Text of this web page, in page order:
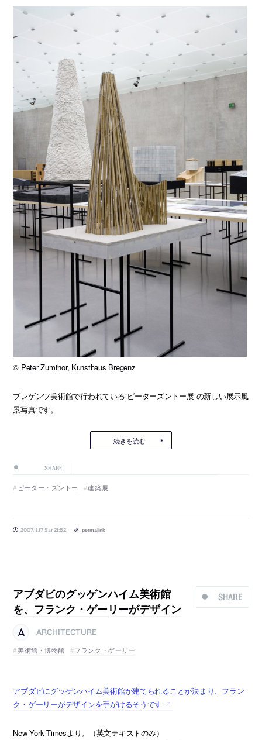
© Peter Zumthor, Kunsthaus Bregenz
ブレゲンツ美術館で行われている”ピーターズントー展”の新しい展示風
景写真です。
続きを読む
SHARE
ピーター・ズントー 建築展
2007.11.17 Sat 21:52 permalink
SHARE
アブダビのグッゲンハイム美術館
を、フランク・ゲーリーがデザイン
ARCHITECTURE
美術館・博物館
フランク・ゲーリー
アブダビにグッゲンハイム美術館が建てられることが決まり、フラン
ク・ゲーリーがデザインを手がけるそうです
New York Timesより。（英文テキストのみ）